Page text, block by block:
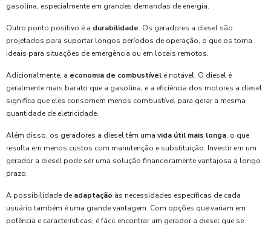
gasolina, especialmente em grandes demandas de energia.
Outro ponto positivo é a durabilidade. Os geradores a diesel são
projetados para suportar longos períodos de operação, o que os torna
ideais para situações de emergência ou em locais remotos.
Adicionalmente, a economia de combustível é notável. O diesel é
geralmente mais barato que a gasolina, e a eficiência dos motores a diesel
significa que eles consomem menos combustível para gerar a mesma
quantidade de eletricidade.
Além disso, os geradores a diesel têm uma vida útil mais longa, o que
resulta em menos custos com manutenção e substituição. Investir em um
gerador a diesel pode ser uma solução financeiramente vantajosa a longo
prazo.
A possibilidade de adaptação às necessidades específicas de cada
usuário também é uma grande vantagem. Com opções que variam em
potência e características, é fácil encontrar um gerador a diesel que se